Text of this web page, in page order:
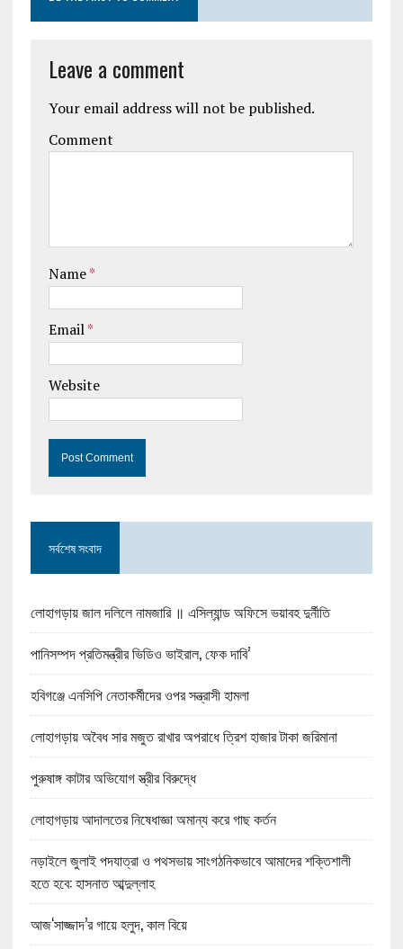
Leave a comment
Your email address will not be published.
Comment
Name*
Email*
Website
সর্বশেষ সংবাদ
লোহাগড়ায় জাল দলিলে নামজারি ॥ এসিল্যান্ড অফিসে ভয়াবহ দুর্নীতি
পানিসম্পদ প্রতিমন্ত্রীর ভিডিও ভাইরাল, ফেক দাবি’
হবিগঞ্জে এনসিপি নেতাকর্মীদের ওপর সন্ত্রাসী হামলা
লোহাগড়ায় অবৈধ সার মজুত রাখার অপরাধে ত্রিশ হাজার টাকা জরিমানা
পুরুষাঙ্গ কাটার অভিযোগ স্ত্রীর বিরুদ্ধে
লোহাগড়ায় আদালতের নিষেধাজ্ঞা অমান্য করে গাছ কর্তন
নড়াইলে জুলাই পদযাত্রা ও পথসভায় সাংগঠনিকভাবে আমাদের শক্তিশালী
হতে হবে: হাসনাত আব্দুল্লাহ
আজ‘সাজ্জাদ’র গায়ে হলুদ, কাল বিয়ে